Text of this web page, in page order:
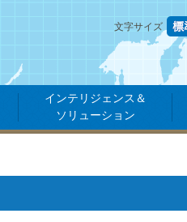
文字サイズ
インテリジェンス＆
ソリューション